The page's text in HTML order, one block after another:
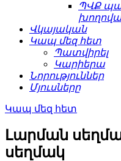
ՊՎՔ
Վկայական
Կապ մեզ հետ
Պատվիրել
Կարիերա
Նորություններ
Մյուսները
Կապ մեզ հետ
Լարման
սեղմակ